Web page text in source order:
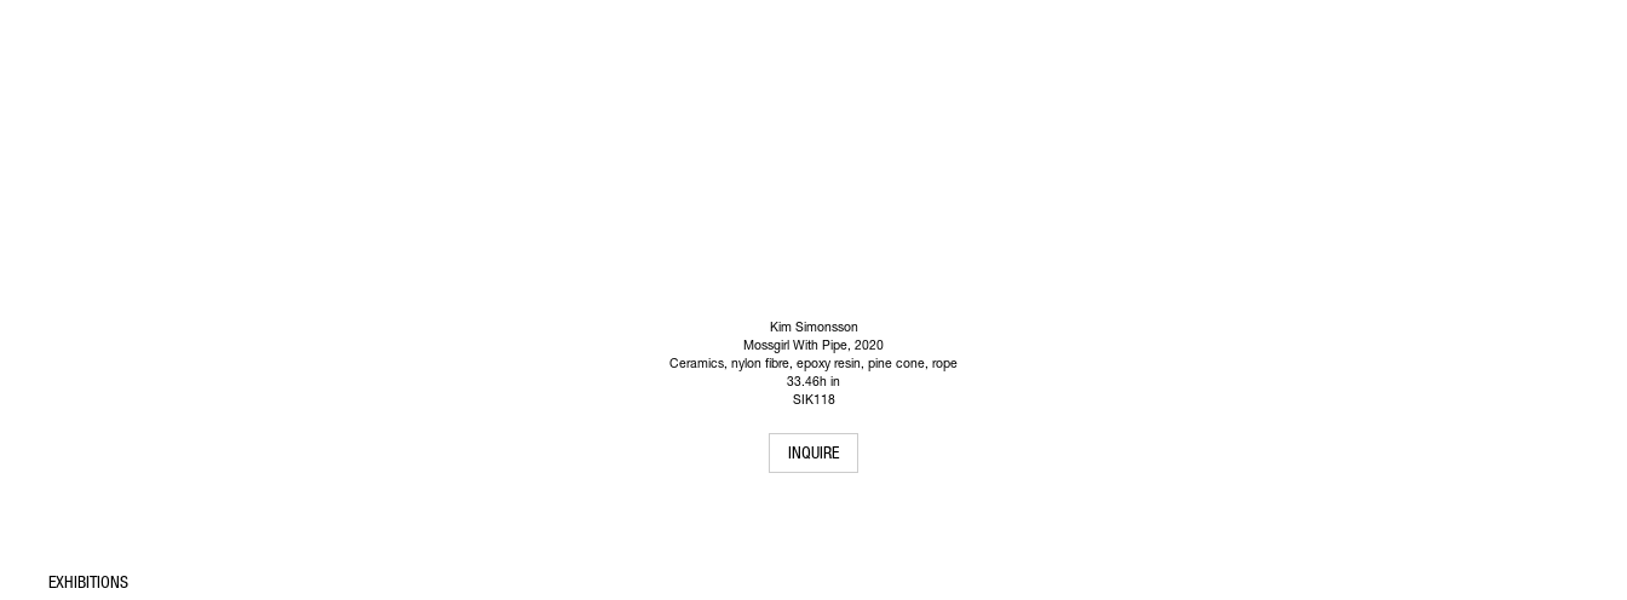
Kim Simonsson
Mossgirl With Pipe, 2020
Ceramics, nylon fibre, epoxy resin, pine cone, rope
33.46h in
SIK118
INQUIRE
EXHIBITIONS